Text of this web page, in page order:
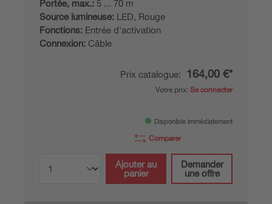
Portée, max.: 5 ... 70 m
Source lumineuse: LED, Rouge
Fonctions: Entrée d'activation
Connexion: Câble
Prix catalogue: 164,00 €*
Votre prix: Se connecter
Disponible immédiatement
Comparer
Ajouter au
panier
Demander
une offre